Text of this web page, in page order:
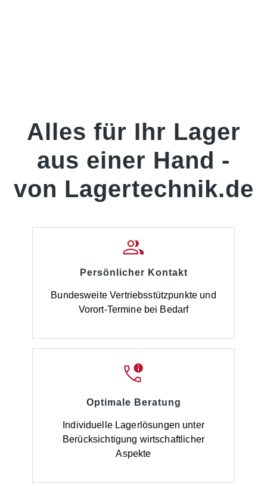
Alles für Ihr Lager
aus einer Hand -
von Lagertechnik.de
Persönlicher Kontakt
Bundesweite Vertriebsstützpunkte und
Vorort-Termine bei Bedarf
Optimale Beratung
Individuelle Lagerlösungen unter
Berücksichtigung wirtschaftlicher
Aspekte